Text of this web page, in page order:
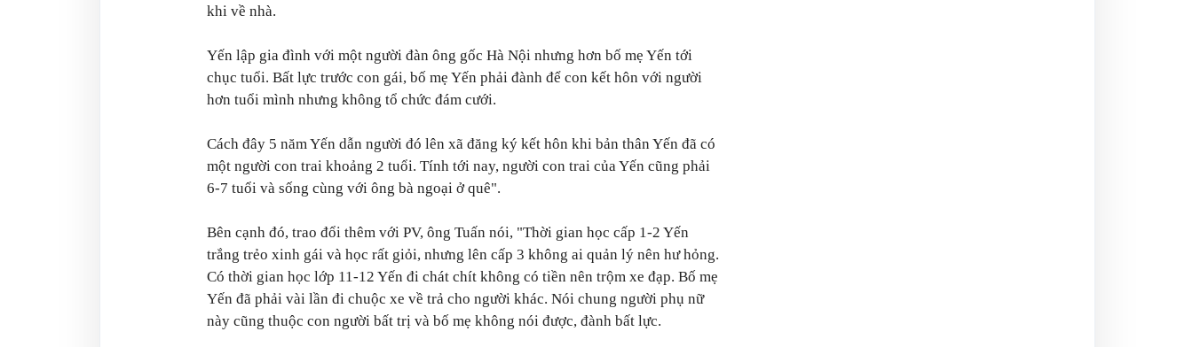
khi về nhà.
Yến lập gia đình với một người đàn ông gốc Hà Nội nhưng hơn bố mẹ Yến tới
chục tuổi. Bất lực trước con gái, bố mẹ Yến phải đành để con kết hôn với người
hơn tuổi mình nhưng không tổ chức đám cưới.
Cách đây 5 năm Yến dẫn người đó lên xã đăng ký kết hôn khi bản thân Yến đã có
một người con trai khoảng 2 tuổi. Tính tới nay, người con trai của Yến cũng phải
6-7 tuổi và sống cùng với ông bà ngoại ở quê".
Bên cạnh đó, trao đổi thêm với PV, ông Tuấn nói, "Thời gian học cấp 1-2 Yến
trắng trẻo xinh gái và học rất giỏi, nhưng lên cấp 3 không ai quản lý nên hư hỏng.
Có thời gian học lớp 11-12 Yến đi chát chít không có tiền nên trộm xe đạp. Bố mẹ
Yến đã phải vài lần đi chuộc xe về trả cho người khác. Nói chung người phụ nữ
này cũng thuộc con người bất trị và bố mẹ không nói được, đành bất lực.